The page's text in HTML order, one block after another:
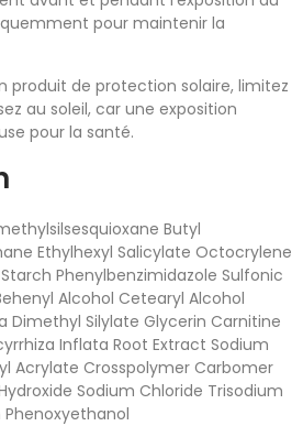
pour maintenir la
produit de protection solaire, limitez
au soleil, car une exposition
pour la santé.
Butyl
Ethylhexyl Salicylate Octocrylene
Phenylbenzimidazole Sulfonic
Alcohol Cetearyl Alcohol
Dimethyl Silylate Glycerin Carnitine
Inflata Root Extract Sodium
Acrylate Crosspolymer Carbomer
Sodium Chloride Trisodium
Phenoxyethanol